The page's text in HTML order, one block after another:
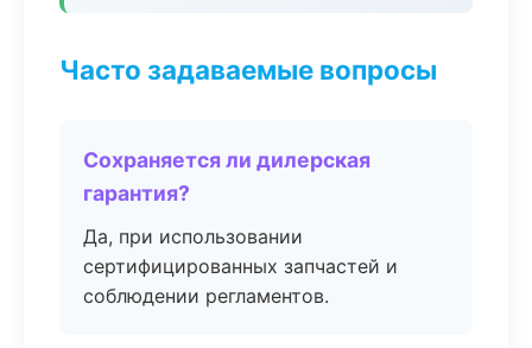
Часто задаваемые вопросы
Сохраняется ли дилерская
гарантия?
Да, при использовании
сертифицированных запчастей и
соблюдении регламентов.